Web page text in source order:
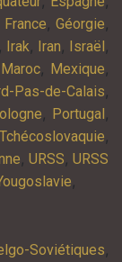
France,Géorgie,
, Irak, Iran, Israël ,
Maroc, Mexique,
Pas-de-Calais,
, Portugal ,
Tchécoslovaquie,
, URSS,URSS
,
Soviétiques,